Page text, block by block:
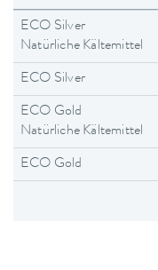
ECO Silver
Natürliche Kältemittel
ECO Silver
ECO Gold
Natürliche Kältemittel
ECO Gold